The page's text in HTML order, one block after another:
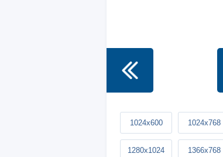
1024x600 1024x768
1280x1024 1366x768